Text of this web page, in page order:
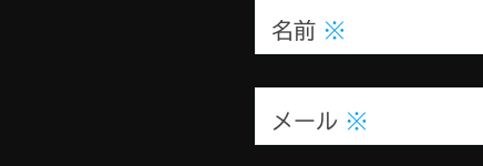
名前 ※
メール ※